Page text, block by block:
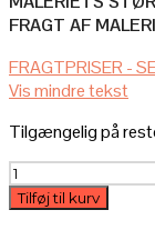
FRAGT AF
AFHENTNING I
Afhenter du selv
LEVERES AF
– Pris: 600 kr.
– Forsendelsestid:
FRAGTPRISER -
Vis mindre tekst
Tilgængelig på
Moderne
maleri:
AfroMania
Tilføj til kurv